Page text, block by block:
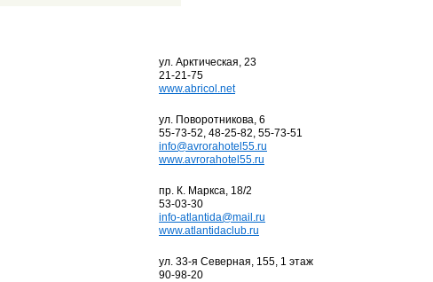
ул. Арктическая, 23
21-21-75
www.abricol.net
ул. Поворотникова, 6
55-73-52, 48-25-82, 55-73-51
info@avrorahotel55.ru
www.avrorahotel55.ru
пр. К. Маркса, 18/2
53-03-30
info-atlantida@mail.ru
www.atlantidaclub.ru
ул. 33-я Северная, 155, 1 этаж
90-98-20